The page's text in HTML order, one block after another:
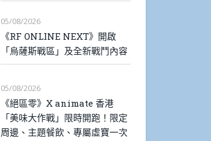
05/08/2026
《RF ONLINE NEXT》開啟
「烏薩斯戰區」及全新戰鬥內容
05/08/2026
《絕區零》X animate 香港
「美味大作戰」限時開跑！限定
周邊、主題餐飲、專屬虛寶一次